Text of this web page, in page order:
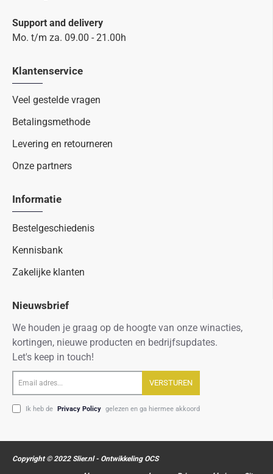
Support and delivery
Mo. t/m za. 09.00 - 21.00h
Klantenservice
Veel gestelde vragen
Betalingsmethode
Levering en retourneren
Onze partners
Informatie
Bestelgeschiedenis
Kennisbank
Zakelijke klanten
Nieuwsbrief
We houden je graag op de hoogte van onze winacties,
kortingen, nieuwe producten en bedrijfsupdates.
Let's keep in touch!
adres...
VERSTUREN
Ik heb de Privacy Policy gelezen en ga hiermee akkoord
Copyright © 2022 Slier.nl - Ontwikkeling OCS